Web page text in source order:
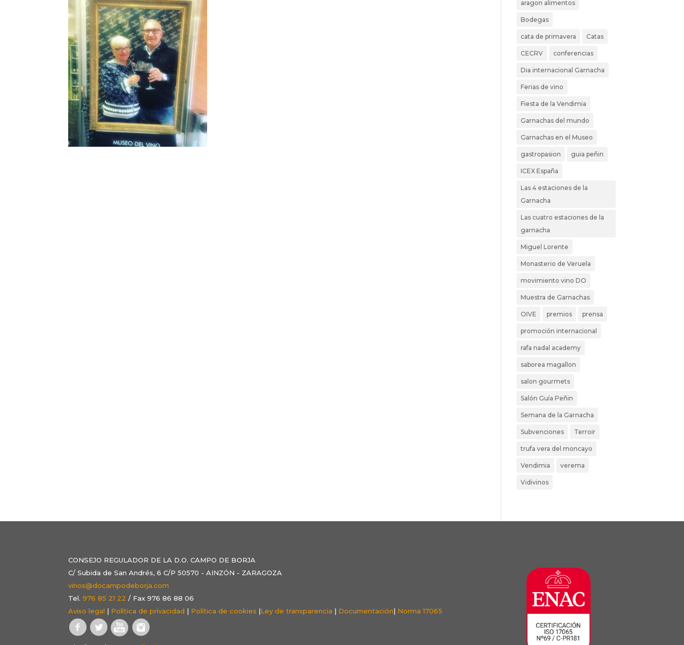
aragon alimentos
Bodegas
cata de primavera Catas
CECRV conferencias
Dia internacional Garnacha
Ferias de vino
Fiesta de la Vendimia
Garnachas del mundo
Garnachas en el Museo
gastropasion guia peñin
ICEX España
Las 4 estaciones de la
Garnacha
Las cuatro estaciones de la
garnacha
Miguel Lorente
Monasterio de Veruela
movimiento vino DO
Muestra de Garnachas
OIVE premios prensa
promoción internacional
rafa nadal academy
saborea magallon
salon gourmets
Salón Guía Peñin
Semana de la Garnacha
Subvenciones Terroir
trufa vera del moncayo
Vendimia verema
Vidivinos
CONSEJO REGULADOR DE LA D.O. CAMPO DE BORJA
C/ Subida de San Andrés, 6 C/P 50570 - AINZÓN - ZARAGOZA
vinos@docampodeborja.com
Tel.976 85 21 22 / Fax 976 86 88 06
Aviso legal | Política de privacidad | Política de cookies |Ley de transparencia | Documentación| Norma 17065